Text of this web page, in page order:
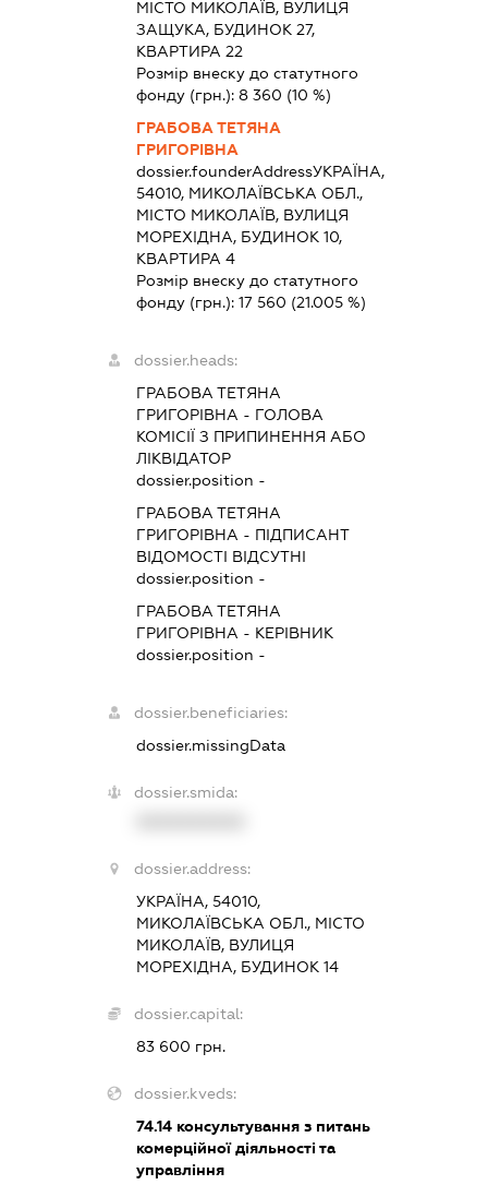
МІСТО МИКОЛАЇВ, ВУЛИЦЯ
ЗАЩУКА, БУДИНОК 27,
КВАРТИРА 22
Розмір внеску до статутного
фонду (грн.): 8 360 (10 %)
ГРАБОВА ТЕТЯНА
ГРИГОРІВНА
dossier.founderAddressУКРАЇНА,
54010, МИКОЛАЇВСЬКА ОБЛ.,
МІСТО МИКОЛАЇВ, ВУЛИЦЯ
МОРЕХІДНА, БУДИНОК 10,
КВАРТИРА 4
Розмір внеску до статутного
фонду (грн.): 17 560 (21.005 %)
dossier.heads:
ГРАБОВА ТЕТЯНА
ГРИГОРІВНА - ГОЛОВА
КОМІСІЇ З ПРИПИНЕННЯ АБО
ЛІКВІДАТОР
dossier.position -
ГРАБОВА ТЕТЯНА
ГРИГОРІВНА - ПІДПИСАНТ
ВІДОМОСТІ ВІДСУТНІ
dossier.position -
ГРАБОВА ТЕТЯНА
ГРИГОРІВНА - КЕРІВНИК
dossier.position -
dossier.beneficiaries:
dossier.missingData
dossier.smida:
dossier.address:
УКРАЇНА, 54010,
МИКОЛАЇВСЬКА ОБЛ., МІСТО
МИКОЛАЇВ, ВУЛИЦЯ
МОРЕХІДНА, БУДИНОК 14
dossier.capital:
83 600 грн.
dossier.kveds:
74.14консультування з питань
комерційної діяльності та
управління